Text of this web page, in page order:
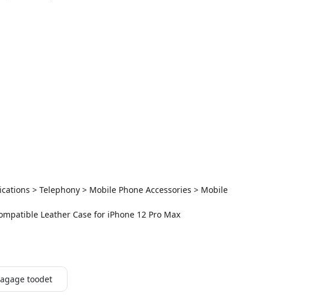
> Telephony > Mobile Phone Accessories > Mobile
Leather Case for iPhone 12 Pro Max
toodet